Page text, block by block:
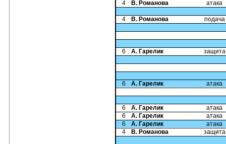
4 В. Романова атака
4 В. Романова подача
6 А. Гарелик защита
6 А. Гарелик атака
6 А. Гарелик
атака
6
А. Гарелик
атака
6
А. Гарелик
атака
4
В. Романова защита